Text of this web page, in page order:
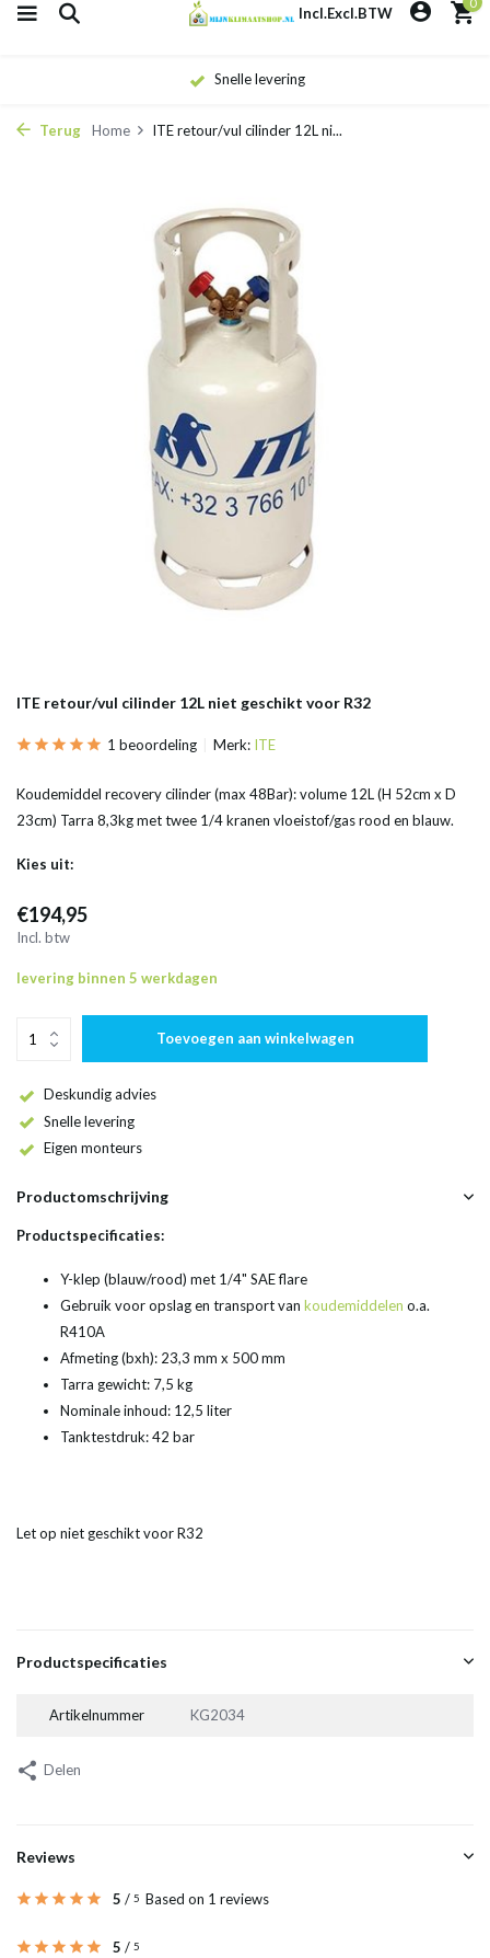
Incl.Excl.BTW
Snelle levering
Terug Home ITE retour/vul cilinder 12L ni...
ITE retour/vul cilinder 12L niet geschikt voor R32
1 beoordeling Merk: ITE
Koudemiddel recovery cilinder (max 48Bar): volume 12L (H 52cm x D
23cm) Tarra 8,3kg met twee 1/4 kranen vloeistof/gas rood en blauw.
Kies uit:
€194,95
Incl. btw
levering binnen 5 werkdagen
Toevoegen aan winkelwagen
Deskundig advies
Snelle levering
Eigen monteurs
Productomschrijving
Productspecificaties:
Y-klep (blauw/rood) met 1/4" SAE flare
Gebruik voor opslag en transport van koudemiddelen o.a.
R410A
Afmeting (bxh): 23,3 mm x 500 mm
Tarra gewicht: 7,5 kg
Nominale inhoud: 12,5 liter
Tanktestdruk: 42 bar
Let op niet geschikt voor R32
Productspecificaties
Artikelnummer KG2034
Delen
Reviews
5 / 5 Based on 1 reviews
5 / 5